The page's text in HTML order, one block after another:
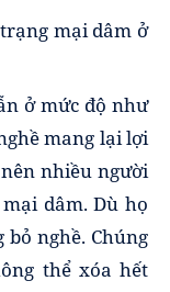
mại dâm ở
ở mức độ như
mang lại lợi
nhiều người
dâm. Dù họ
nghề. Chúng
thể xóa hết